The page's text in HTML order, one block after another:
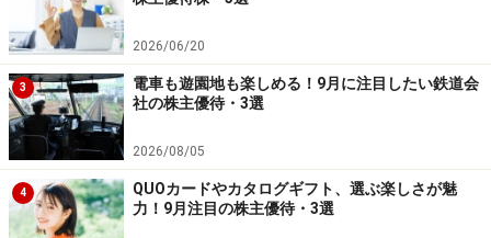
2026/06/20
3
電車も遊園地も楽しめる！9月に注目したい鉄道会
社の株主優待・3選
2026/08/05
4
QUOカードやカタログギフト、選ぶ楽しさが魅
力！9月注目の株主優待・3選